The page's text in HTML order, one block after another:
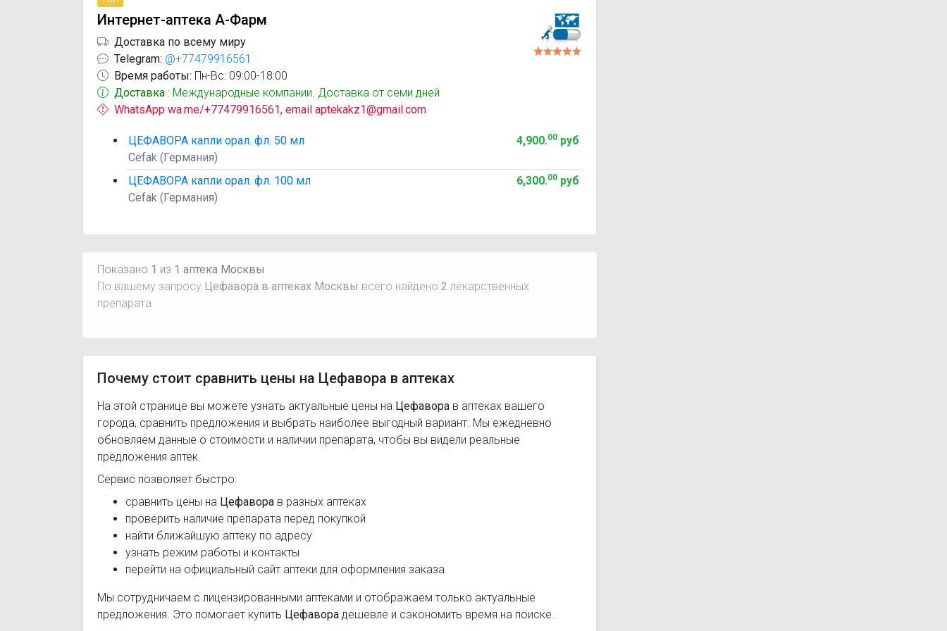
Интернет-аптека А-Фарм
Доставка по всему миру
Telegram: @+77479916561
Время работы: Пн-Вс: 09:00-18:00
Доставка : Международные компании. Доставка от семи дней
WhatsApp wa.me/+77479916561, email aptekakz1@gmail.com
ЦЕФАВОРА капли орал. фл. 50 мл
Cefak (Германия)
4,900.00руб
ЦЕФАВОРА капли орал. фл. 100 мл
Cefak (Германия)
6,300.00руб
Показано 1 из 1 аптека Москвы
По вашему запросу Цефавора в аптеках Москвы всего найдено 2 лекарственных
препарата
Почему стоит сравнить цены на Цефавора в аптеках
На этой странице вы можете узнать актуальные цены на Цефавора в аптеках вашего
города, сравнить предложения и выбрать наиболее выгодный вариант. Мы ежедневно
обновляем данные о стоимости и наличии препарата, чтобы вы видели реальные
предложения аптек.
Сервис позволяет быстро:
сравнить цены на Цефавора в разных аптеках
проверить наличие препарата перед покупкой
найти ближайшую аптеку по адресу
узнать режим работы и контакты
перейти на официальный сайт аптеки для оформления заказа
Мы сотрудничаем с лицензированными аптеками и отображаем только актуальные
предложения. Это помогает купить Цефавора дешевле и сэкономить время на поиске.